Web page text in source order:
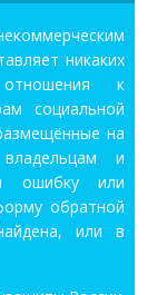
никаких
к
социальной
на
и
ошибку или
обратной
или в